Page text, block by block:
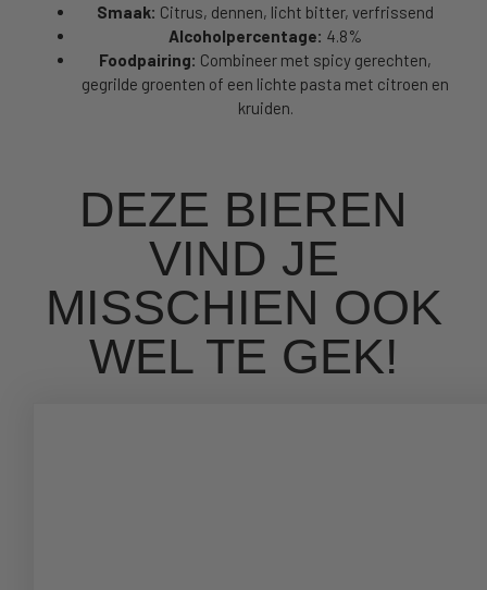
Smaak: Citrus, dennen, licht bitter, verfrissend
Alcoholpercentage: 4.8%
Foodpairing: Combineer met spicy gerechten,
gegrilde groenten of een lichte pasta met citroen en
kruiden.
DEZE BIEREN
VIND JE
MISSCHIEN OOK
WEL TE GEK!